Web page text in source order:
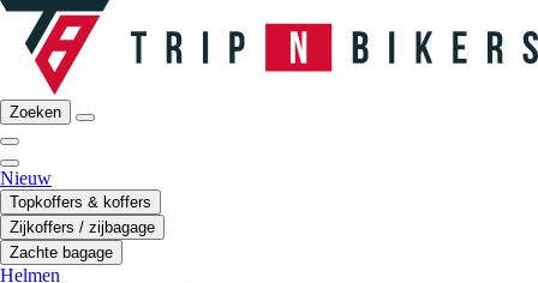
Zoeken
Nieuw
Topkoffers & koffers
Zijkoffers / zijbagage
Zachte bagage
Helmen